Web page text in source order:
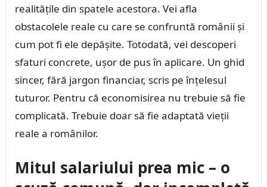
realitățile din spatele acestora. Vei afla
obstacolele reale cu care se confruntă românii și
cum pot fi ele depășite. Totodată, vei descoperi
sfaturi concrete, ușor de pus în aplicare. Un ghid
sincer, fără jargon financiar, scris pe înțelesul
tuturor. Pentru că economisirea nu trebuie să fie
complicată. Trebuie doar să fie adaptată vieții
reale a românilor.
Mitul salariului prea mic – o